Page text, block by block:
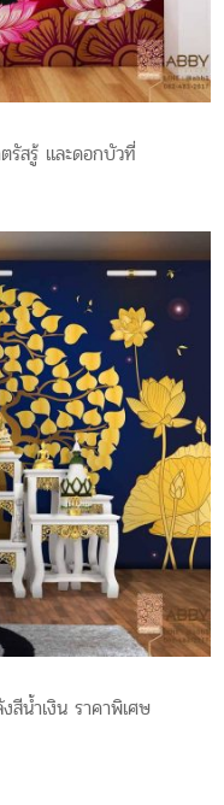
รัสรู้ และดอกบัวที่
สีน้ำเงิน ราคาพิเศษ